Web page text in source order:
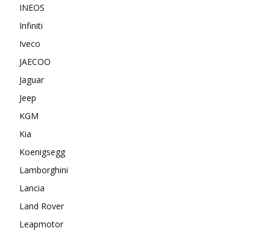
INEOS
Infiniti
Iveco
JAECOO
Jaguar
Jeep
KGM
Kia
Koenigsegg
Lamborghini
Lancia
Land Rover
Leapmotor